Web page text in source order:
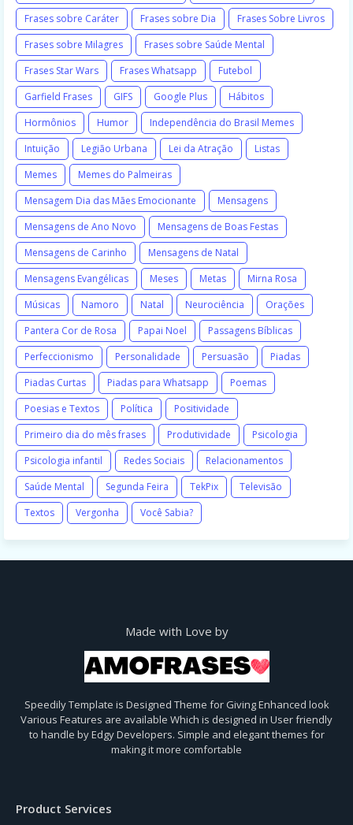
Frases sobre Caráter
Frases sobre Dia
Frases Sobre Livros
Frases sobre Milagres
Frases sobre Saúde Mental
Frases Star Wars
Frases Whatsapp
Futebol
Garfield Frases
GIFS Google Plus
Hábitos
Hormônios
Humor
Independência do Brasil Memes
Intuição
Legião Urbana Lei da Atração
Listas
Memes
Memes do Palmeiras
Mensagem Dia das Mães Emocionante
Mensagens
Mensagens de Ano Novo
Mensagens de Boas Festas
Mensagens de Carinho
Mensagens de Natal
Mensagens Evangélicas
Meses Metas
Mirna Rosa
Músicas
Namoro Natal Neurociência
Orações
Pantera Cor de Rosa
Papai Noel
Passagens Bíblicas
Perfeccionismo
Personalidade Persuasão
Piadas
Piadas Curtas
Piadas para Whatsapp
Poemas
Poesias e Textos
Política
Positividade
Primeiro dia do mês frases
Produtividade
Psicologia
Psicologia infantil
Redes Sociais
Relacionamentos
Saúde Mental
Segunda Feira TekPix
Televisão
Textos
Vergonha Você Sabia?
Made with Love by
Speedily Template is Designed Theme for Giving Enhanced look
Various Features are available Which is designed in User friendly
to handle by Edgy Developers. Simple and elegant themes for
making it more comfortable
Product Services